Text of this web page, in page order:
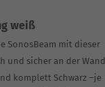
weiß
SonosBeam mit dieser
und sicher an der Wand
komplett Schwarz –je